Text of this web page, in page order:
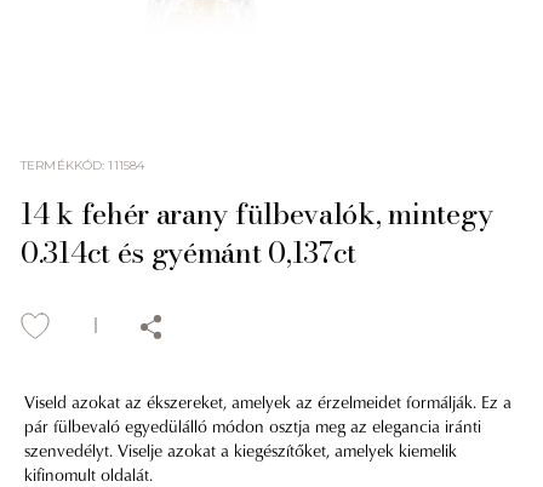
TERMÉKKÓD:111584
14 k fehér arany fülbevalók, mintegy
0.314ct és gyémánt 0,137ct
Viseld azokat az ékszereket, amelyek az érzelmeidet formálják. Ez a
pár fülbevaló egyedülálló módon osztja meg az elegancia iránti
szenvedélyt. Viselje azokat a kiegészítőket, amelyek kiemelik
kifinomult oldalát.